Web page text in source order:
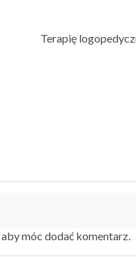
Terapię
aby móc dodać komentarz.